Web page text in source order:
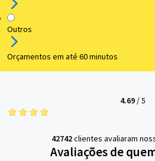
Outros
Orçamentos em até 60 minutos
4.69/5
42742clientes avaliaram
Avaliações de